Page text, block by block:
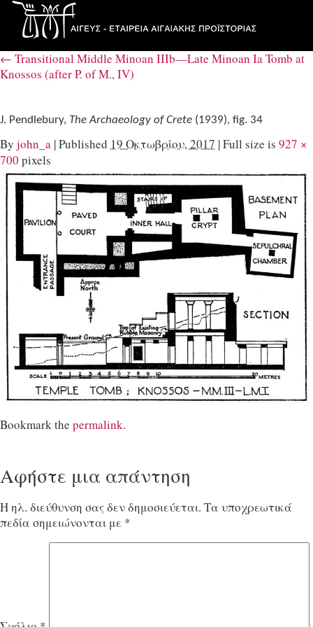
← Transitional Middle Minoan IIIb—Late Minoan Ia Tomb at
Knossos (after P. of M., IV)
J. Pendlebury, The Archaeology of Crete (1939), fig. 34
By john_a |Published 19 Οκτωβρίου, 2017 |Full size is 927 ×
700 pixels
Bookmark the permalink.
Αφήστε μια απάντηση
Η ηλ. διεύθυνση σας δεν δημοσιεύεται. Τα υποχρεωτικά
πεδία σημειώνονται με *